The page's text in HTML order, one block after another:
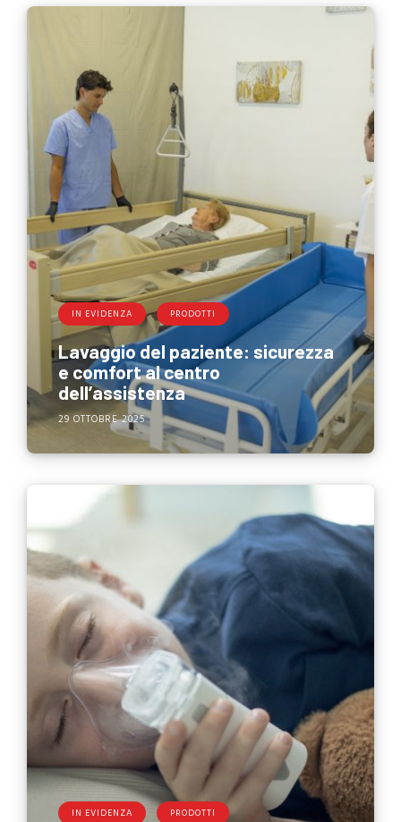
IN EVIDENZA PRODOTTI
Lavaggio del paziente: sicurezza
e comfort al centro
dell’assistenza
29 OTTOBRE 2025
IN EVIDENZA PRODOTTI